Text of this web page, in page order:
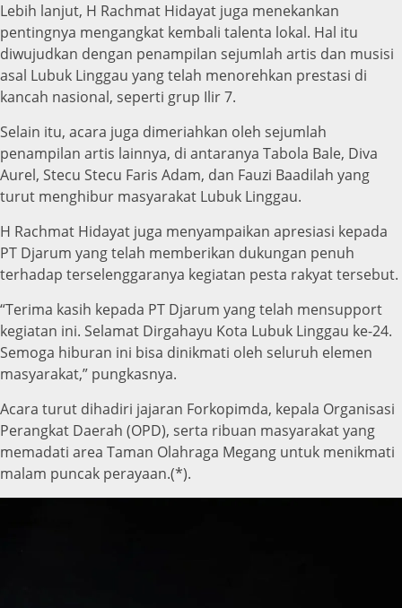
Lebih lanjut, H Rachmat Hidayat juga menekankan
pentingnya mengangkat kembali talenta lokal. Hal itu
diwujudkan dengan penampilan sejumlah artis dan musisi
asal Lubuk Linggau yang telah menorehkan prestasi di
kancah nasional, seperti grup Ilir 7.
Selain itu, acara juga dimeriahkan oleh sejumlah
penampilan artis lainnya, di antaranya Tabola Bale, Diva
Aurel, Stecu Stecu Faris Adam, dan Fauzi Baadilah yang
turut menghibur masyarakat Lubuk Linggau.
H Rachmat Hidayat juga menyampaikan apresiasi kepada
PT Djarum yang telah memberikan dukungan penuh
terhadap terselenggaranya kegiatan pesta rakyat tersebut.
“Terima kasih kepada PT Djarum yang telah mensupport
kegiatan ini. Selamat Dirgahayu Kota Lubuk Linggau ke-24.
Semoga hiburan ini bisa dinikmati oleh seluruh elemen
masyarakat,” pungkasnya.
Acara turut dihadiri jajaran Forkopimda, kepala Organisasi
Perangkat Daerah (OPD), serta ribuan masyarakat yang
memadati area Taman Olahraga Megang untuk menikmati
malam puncak perayaan.(*).